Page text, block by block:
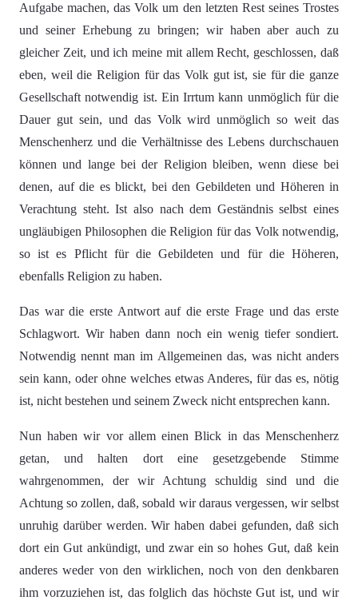
Aufgabe machen, das Volk um den letzten Rest seines Trostes
und seiner Erhebung zu bringen; wir haben aber auch zu
gleicher Zeit, und ich meine mit allem Recht, geschlossen, daß
eben, weil die Religion für das Volk gut ist, sie für die ganze
Gesellschaft notwendig ist. Ein Irrtum kann unmöglich für die
Dauer gut sein, und das Volk wird unmöglich so weit das
Menschenherz und die Verhältnisse des Lebens durchschauen
können und lange bei der Religion bleiben, wenn diese bei
denen, auf die es blickt, bei den Gebildeten und Höheren in
Verachtung steht. Ist also nach dem Geständnis selbst eines
ungläubigen Philosophen die Religion für das Volk notwendig,
so ist es Pflicht für die Gebildeten und für die Höheren,
ebenfalls Religion zu haben.
Das war die erste Antwort auf die erste Frage und das erste
Schlagwort. Wir haben dann noch ein wenig tiefer sondiert.
Notwendig nennt man im Allgemeinen das, was nicht anders
sein kann, oder ohne welches etwas Anderes, für das es, nötig
ist, nicht bestehen und seinem Zweck nicht entsprechen kann.
Nun haben wir vor allem einen Blick in das Menschenherz
getan, und halten dort eine gesetzgebende Stimme
wahrgenommen, der wir Achtung schuldig sind und die
Achtung so zollen, daß, sobald wir daraus vergessen, wir selbst
unruhig darüber werden. Wir haben dabei gefunden, daß sich
dort ein Gut ankündigt, und zwar ein so hohes Gut, daß kein
anderes weder von den wirklichen, noch von den denkbaren
ihm vorzuziehen ist, das folglich das höchste Gut ist, und wir